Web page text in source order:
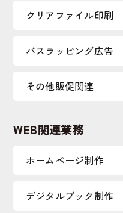
クリアファイル印刷
バスラッピング広告
その他販促関連
WEB関連業務
ホームページ制作
デジタルブック制作